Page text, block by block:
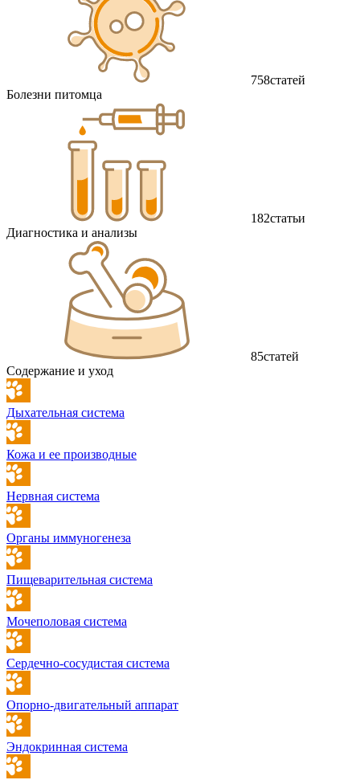
758статей
Болезни питомца
182статьи
Диагностика и анализы
85статей
Содержание и уход
Дыхательная система
Кожа и ее производные
Нервная система
Органы иммуногенеза
Пищеварительная система
Мочеполовая система
Сердечно-сосудистая система
Опорно-двигательный аппарат
Эндокринная система